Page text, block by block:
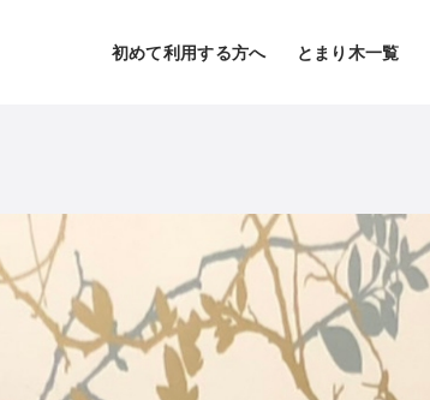
初めて利用する方へ とまり木一覧